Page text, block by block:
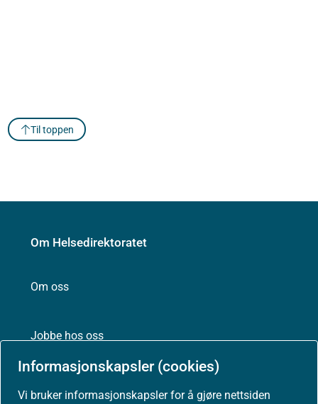
Informasjonskapsler (cookies)
Vi bruker informasjonskapsler for å gjøre nettsiden
Til toppen
Om Helsedirektoratet
Om oss
Jobbe hos oss